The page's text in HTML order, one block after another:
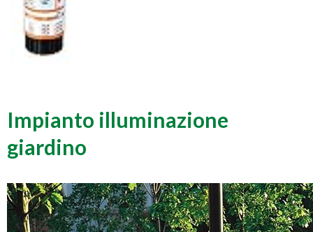
Impianto illuminazione
giardino